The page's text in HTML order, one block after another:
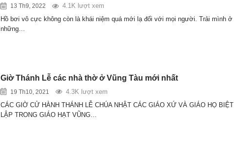
13 Th9, 2022
4.1K lượt xem
Hồ bơi vô cực không còn là khái niệm quá mới lạ đối với mọi người. Trải mình ở
những…
Giờ Thánh Lễ các nhà thờ ở Vũng Tàu mới nhất
19 Th10, 2021
4.3K lượt xem
CÁC GIỜ CỬ HÀNH THÁNH LỄ CHÚA NHẬT CÁC GIÁO XỨ VÀ GIÁO HỌ BIỆT
LẬP TRONG GIÁO HẠT VŨNG…